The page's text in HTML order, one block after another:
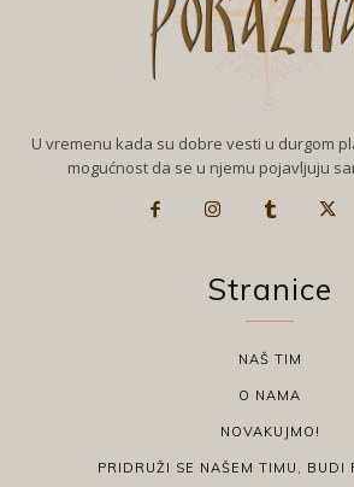
U vremenu kada su dobre vesti u durgom
mogućnost da se u njemu pojavljuju
Stranice
NAŠ TIM
O NAMA
NOVAKUJMO!
PRIDRUŽI SE NAŠEM TIMU, BUDI